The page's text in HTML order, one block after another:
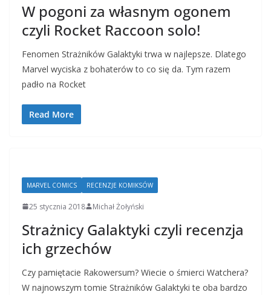
W pogoni za własnym ogonem
czyli Rocket Raccoon solo!
Fenomen Strażników Galaktyki trwa w najlepsze. Dlatego
Marvel wyciska z bohaterów to co się da. Tym razem
padło na Rocket
Read More
MARVEL COMICS RECENZJE KOMIKSÓW
25 stycznia 2018 Michał Żołyński
Strażnicy Galaktyki czyli recenzja
ich grzechów
Czy pamiętacie Rakowersum? Wiecie o śmierci Watchera?
W najnowszym tomie Strażników Galaktyki te oba bardzo